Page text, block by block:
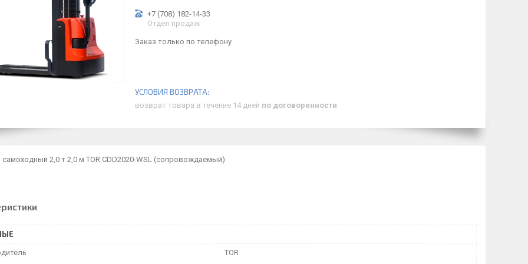
+7 (708) 182-14-33
Отдел продаж
Заказ только по телефону
возврат товара в течение 14 дней по договоренности
2,0 т 2,0 м TOR CDD2020-WSL (сопровождаемый)
TOR